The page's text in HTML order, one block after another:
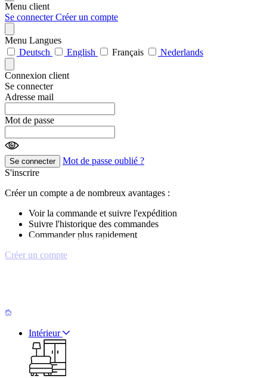
Menu client
Se connecterCréer un compte
Menu Langues
Deutsch
English Français Nederlands
Connexion client
Se connecter
Adresse mail
Mot de passe
Se connecter
Mot de passe oublié ?
S'inscrire
Créer un compte a de nombreux avantages :
Voir la commande et suivre l'expédition
Suivre l'historique des commandes
Commander plus rapidement
Créer un compte
Intérieur